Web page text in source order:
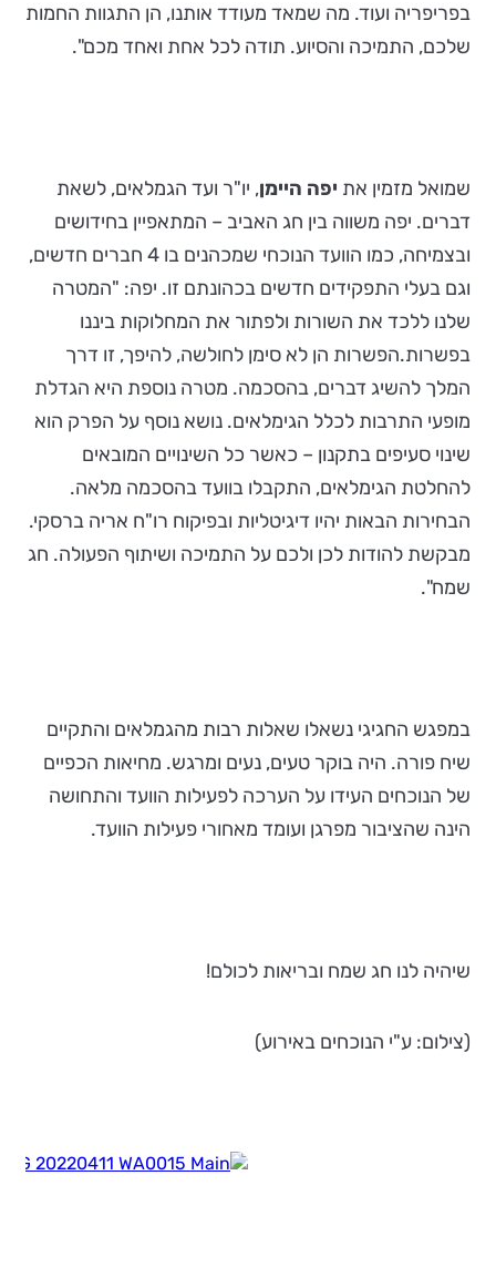
בפריפריה ועוד. מה שמאד מעודד אותנו, הן התגוות החמות
שלכם, התמיכה והסיוע. תודה לכל אחת ואחד מכם".
שמואל מזמין את יפה היימן, יו"ר ועד הגמלאים, לשאת
דברים. יפה משווה בין חג האביב – המתאפיין בחידושים
ובצמיחה, כמו הוועד הנוכחי שמכהנים בו 4 חברים חדשים,
וגם בעלי התפקידים חדשים בכהונתם זו. יפה: "המטרה
שלנו ללכד את השורות ולפתור את המחלוקות ביננו
בפשרות.הפשרות הן לא סימן לחולשה, להיפך, זו דרך
המלך להשיג דברים, בהסכמה. מטרה נוספת היא הגדלת
מופעי התרבות לכלל הגימלאים. נושא נוסף על הפרק הוא
שינוי סעיפים בתקנון – כאשר כל השינויים המובאים
להחלטת הגימלאים, התקבלו בוועד בהסכמה מלאה.
הבחירות הבאות יהיו דיגיטליות ובפיקוח רו"ח אריה ברסקי.
מבקשת להודות לכן ולכם על התמיכה ושיתוף הפעולה. חג
שמח".
במפגש החגיגי נשאלו שאלות רבות מהגמלאים והתקיים
שיח פורה. היה בוקר טעים, נעים ומרגש. מחיאות הכפיים
של הנוכחים העידו על הערכה לפעילות הוועד והתחושה
הינה שהציבור מפרגן ועומד מאחורי פעילות הוועד.
שיהיה לנו חג שמח ובריאות לכולם!
(צילום: ע"י הנוכחים באירוע)